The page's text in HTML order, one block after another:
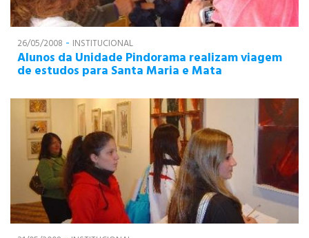
26/05/2008 - INSTITUCIONAL
Alunos da Unidade Pindorama realizam viagem
de estudos para Santa Maria e Mata